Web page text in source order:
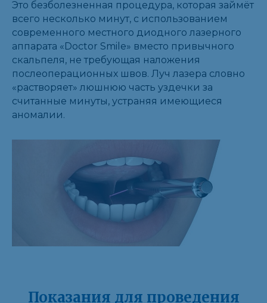
Это безболезненная процедура, которая займёт
всего несколько минут, с использованием
современного местного диодного лазерного
аппарата «Doctor Smile» вместо привычного
скальпеля, не требующая наложения
послеоперационных швов. Луч лазера словно
«растворяет» люшнюю часть уздечки за
считанные минуты, устраняя имеющиеся
аномалии.
Показания для проведения